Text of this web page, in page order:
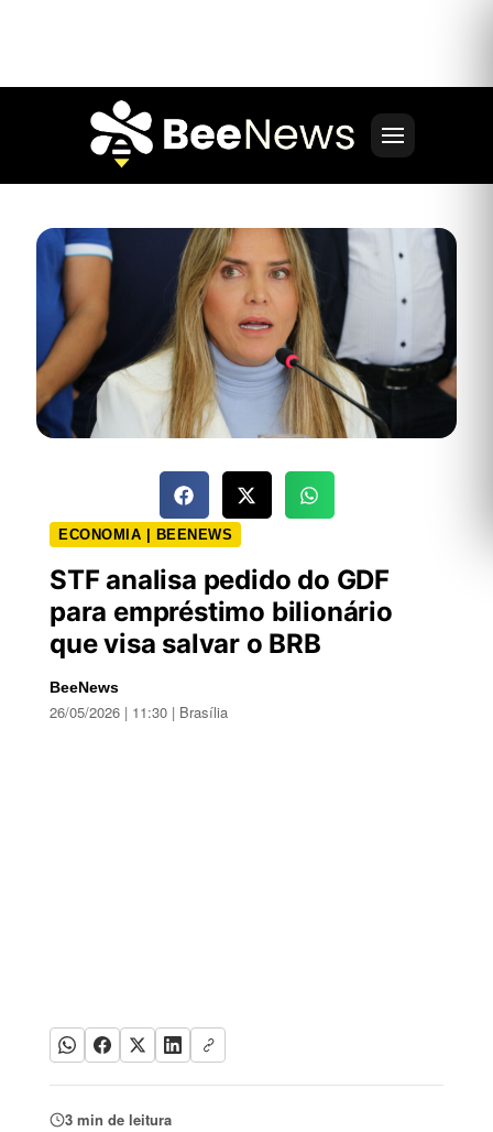
ECONOMIA | BEENEWS
STF analisa pedido do GDF
para empréstimo bilionário
que visa salvar o BRB
BeeNews
26/05/2026 | 11:30 | Brasília
3 min de leitura